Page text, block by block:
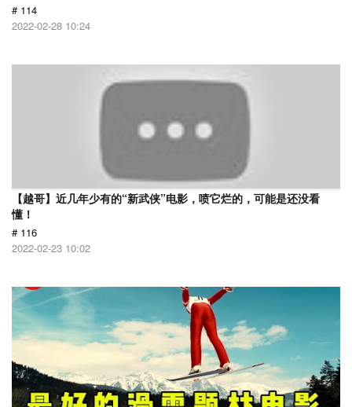
# 114
2022-02-28 10:24
【越哥】近几年少有的“新武侠”电影，喷它烂的，可能是还没看
懂！
# 116
2022-02-23 10:02